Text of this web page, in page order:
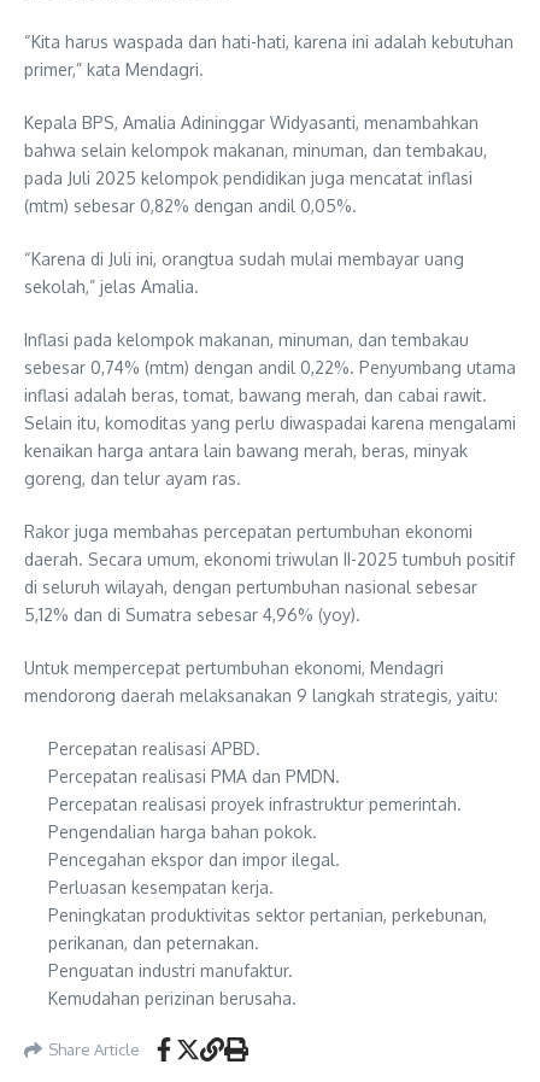
“Kita harus waspada dan hati-hati, karena ini adalah kebutuhan
primer,” kata Mendagri.
Kepala BPS, Amalia Adininggar Widyasanti, menambahkan
bahwa selain kelompok makanan, minuman, dan tembakau,
pada Juli 2025 kelompok pendidikan juga mencatat inflasi
(mtm) sebesar 0,82% dengan andil 0,05%.
“Karena di Juli ini, orangtua sudah mulai membayar uang
sekolah,” jelas Amalia.
Inflasi pada kelompok makanan, minuman, dan tembakau
sebesar 0,74% (mtm) dengan andil 0,22%. Penyumbang utama
inflasi adalah beras, tomat, bawang merah, dan cabai rawit.
Selain itu, komoditas yang perlu diwaspadai karena mengalami
kenaikan harga antara lain bawang merah, beras, minyak
goreng, dan telur ayam ras.
Rakor juga membahas percepatan pertumbuhan ekonomi
daerah. Secara umum, ekonomi triwulan II-2025 tumbuh positif
di seluruh wilayah, dengan pertumbuhan nasional sebesar
5,12% dan di Sumatra sebesar 4,96% (yoy).
Untuk mempercepat pertumbuhan ekonomi, Mendagri
mendorong daerah melaksanakan 9 langkah strategis, yaitu:
Percepatan realisasi APBD.
Percepatan realisasi PMA dan PMDN.
Percepatan realisasi proyek infrastruktur pemerintah.
Pengendalian harga bahan pokok.
Pencegahan ekspor dan impor ilegal.
Perluasan kesempatan kerja.
Peningkatan produktivitas sektor pertanian, perkebunan,
perikanan, dan peternakan.
Penguatan industri manufaktur.
Kemudahan perizinan berusaha.
Share Article